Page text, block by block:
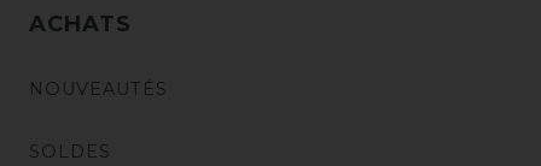
ACHATS
NOUVEAUTÉS
SOLDES